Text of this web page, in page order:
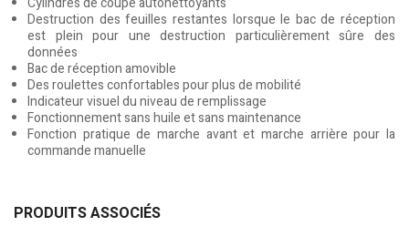
Destruction des feuilles restantes lorsque le bac de réception
est plein pour une destruction particulièrement sûre des
données
Bac de réception amovible
Des roulettes confortables pour plus de mobilité
Indicateur visuel du niveau de remplissage
Fonctionnement sans huile et sans maintenance
Fonction pratique de marche avant et marche arrière pour la
commande manuelle
PRODUITS ASSOCIÉS